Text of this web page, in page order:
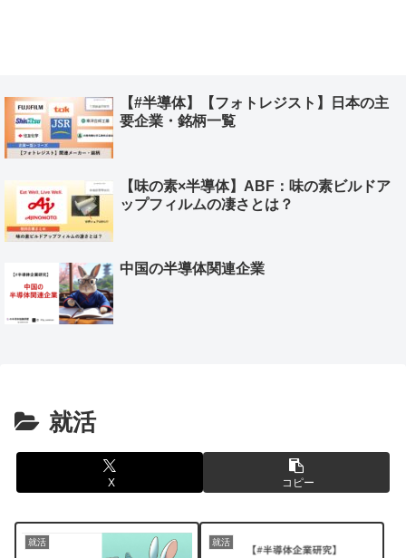
【#半導体】【フォトレジスト】日本の主
要企業・銘柄一覧
【味の素×半導体】ABF：味の素ビルドア
ップフィルムの凄さとは？
中国の半導体関連企業
就活
X コピー
就活 就活